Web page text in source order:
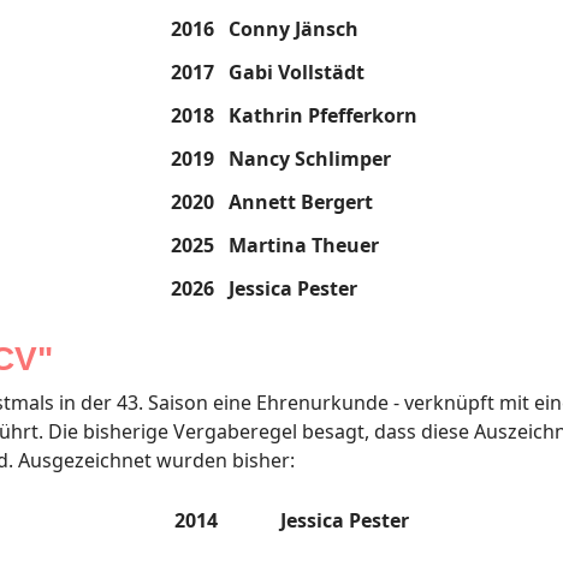
2016
Conny Jänsch
2017
Gabi Vollstädt
2018
Kathrin Pfefferkorn
2019
Nancy Schlimper
2020 Annett Bergert
2025
Martina Theuer
2026
Jessica Pester
in der 43. Saison eine Ehrenurkunde - verknüpft mit
Die bisherige Vergaberegel besagt, dass diese
Ausgezeichnet wurden bisher:
2014 Jessica Pester